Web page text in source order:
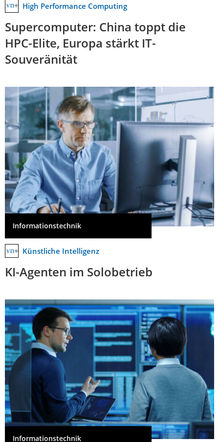
High Performance Computing
Supercomputer: China toppt die
HPC-Elite, Europa stärkt IT-
Souveränität
Informationstechnik
Künstliche Intelligenz
KI-Agenten im Solobetrieb
Informationstechnik